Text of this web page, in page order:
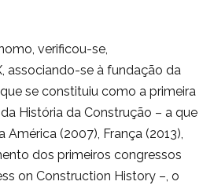
verificou-se,
associando-se à fundação da
se constituiu como a primeira
História da Construção – a que
(2007), França (2013),
dos primeiros congressos
on Construction History –, o